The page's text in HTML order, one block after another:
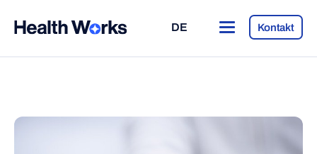
DE Kontakt